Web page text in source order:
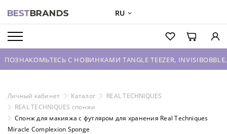
RU
С НОВИНКАМИ TANGLE TEEZER, INVISIBOBBLE, HOUSE
Личный кабинет Каталог
REAL TECHNIQUES
REAL TECHNIQUES спонжи
Спонж для макияжа с футляром для хранения Real Techniques
Miracle Complexion Sponge
О БРЕНДАХ
КАТАЛОГ
О КОМПАНИИ
ОПТОВЫЕ ПРОДАЖИ
ВХОД ДЛЯ ПАРТНЕРОВ